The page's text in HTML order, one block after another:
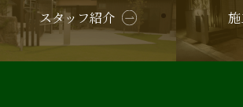
スタッフ紹介